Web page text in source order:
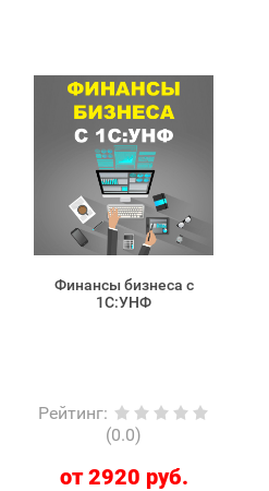
Финансы бизнеса с
1С:УНФ
Рейтинг:
(0.0)
от 2920 руб.